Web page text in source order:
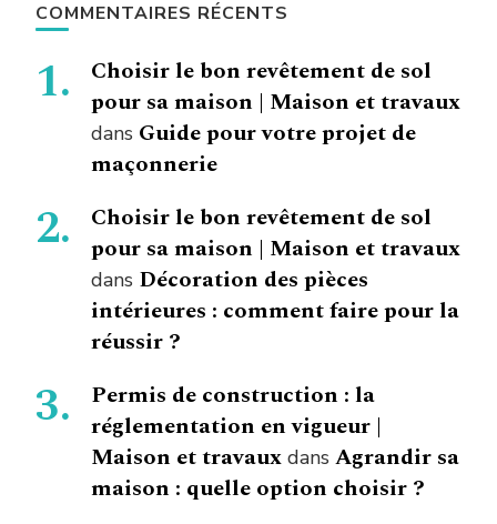
COMMENTAIRES RÉCENTS
Choisir le bon revêtement de sol
pour sa maison | Maison et travaux
dans Guide pour votre projet de
maçonnerie
Choisir le bon revêtement de sol
pour sa maison | Maison et travaux
dans Décoration des pièces
intérieures : comment faire pour la
réussir ?
Permis de construction : la
réglementation en vigueur |
Maison et travaux dans Agrandir sa
maison : quelle option choisir ?